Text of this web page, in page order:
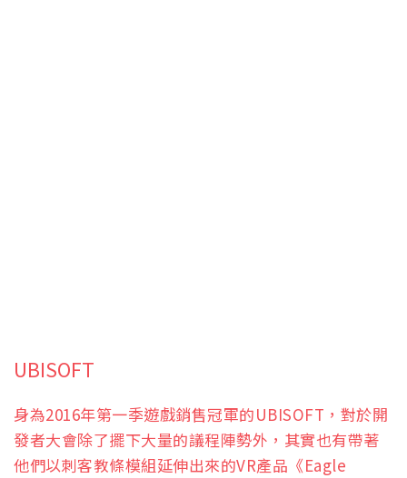
UBISOFT
身為2016年第一季遊戲銷售冠軍的UBISOFT，對於開
發者大會除了擺下大量的議程陣勢外，其實也有帶著
他們以刺客教條模組延伸出來的VR產品《Eagle